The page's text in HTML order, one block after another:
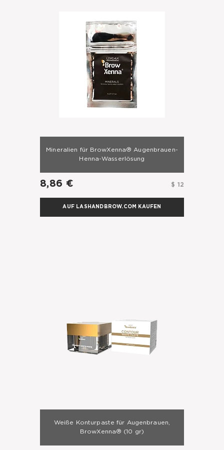
Mineralien für BrowXenna® Augenbrauen-
Henna-Wasserlösung
8,86 € $ 12
AUF LASHANDBROW.COM KAUFEN
Weiße Konturpaste für Augenbrauen,
BrowXenna® (10 gr)